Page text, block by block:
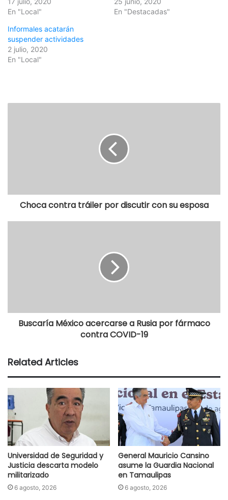
En "Local"
En "Destacadas"
Informales acatarán
suspender actividades
2 julio, 2020
En "Local"
Choca contra tráiler por discutir con su esposa
Buscaría México acercarse a Rusia por fármaco
contra COVID-19
Related Articles
Universidad de Seguridad y
Justicia descarta modelo
militarizado
6 agosto, 2026
General Mauricio Cansino
asume la Guardia Nacional
en Tamaulipas
6 agosto, 2026